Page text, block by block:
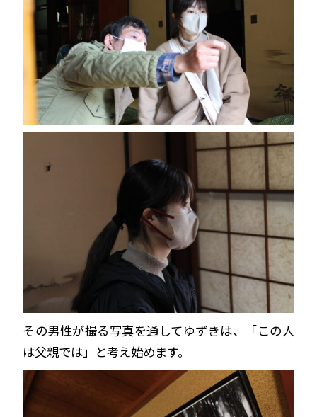
その男性が撮る写真を通してゆずきは、「この人
は父親では」と考え始めます。